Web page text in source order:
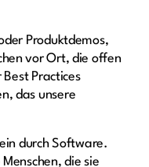
Produktdemos,
vor Ort, die offen
Practices
das unsere
durch Software.
die sie